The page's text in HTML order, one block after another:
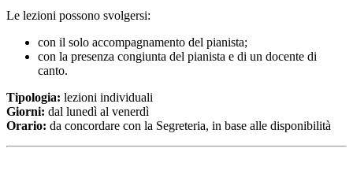
Le lezioni possono svolgersi:
con il solo accompagnamento del pianista;
con la presenza congiunta del pianista e di un docente di
canto.
Tipologia: lezioni individuali
Giorni: dal lunedì al venerdì
Orario: da concordare con la Segreteria, in base alle disponibilità